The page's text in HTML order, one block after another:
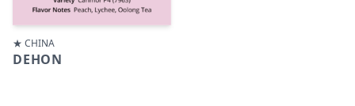
★ CHINA
DEHON